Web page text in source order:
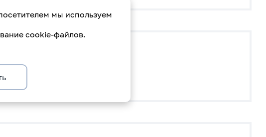
мы используем
cookie-файлов.